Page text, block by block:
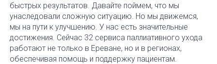
быстрых результатов. Давайте поймем, что мы
унаследовали сложную ситуацию. Но мы движемся,
мы на пути к улучшению. У нас есть значительные
достижения. Сейчас 32 сервиса паллиативного ухода
работают не только в Ереване, но и в регионах,
обеспечивая помощь и поддержку пациентам.